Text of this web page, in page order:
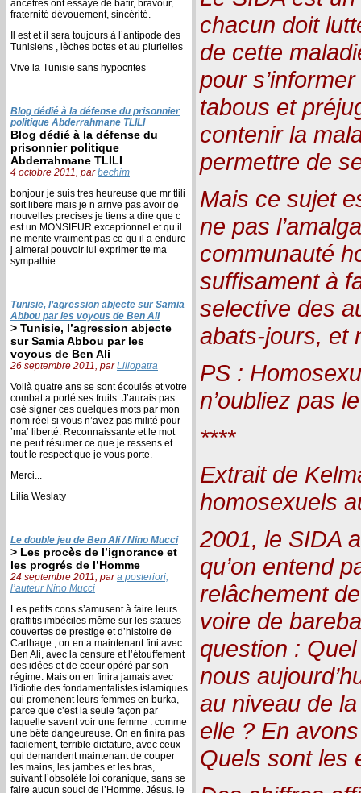
ancêtres ont essayé de bâtir, bravour,
fraternité dévouement, sincérité.
Il est et il sera toujours à l’antipode des
Tunisiens , lèches botes et au plurielles
Vive la Tunisie sans hypocrites
Blog dédié à la défense du prisonnier
politique Abderrahmane TLILI
Blog dédié à la défense du
prisonnier politique
Abderrahmane TLILI
4 octobre 2011, parbechim
bonjour je suis tres heureuse que mr tlili
soit libere mais je n arrive pas avoir de
nouvelles precises je tiens a dire que c
est un MONSIEUR exceptionnel et qu il
ne merite vraiment pas ce qu il a endure
j aimerai pouvoir lui exprimer tte ma
sympathie
Tunisie, l’agression abjecte sur Samia
Abbou par les voyous de Ben Ali
> Tunisie, l’agression abjecte
sur Samia Abbou par les
voyous de Ben Ali
26 septembre 2011, parLiliopatra
Voilà quatre ans se sont écoulés et votre
combat a porté ses fruits. J’aurais pas
osé signer ces quelques mots par mon
nom réel si vous n’avez pas milité pour
’ma’ liberté. Reconnaissante et le mot
ne peut résumer ce que je ressens et
tout le respect que je vous porte.
Merci...
Lilia Weslaty
Le double jeu de Ben Ali / Nino Mucci
> Les procès de l’ignorance et
les progrés de l’Homme
24 septembre 2011, para posteriori,
l’auteur Nino Mucci
Les petits cons s’amusent à faire leurs
graffitis imbéciles même sur les statues
couvertes de prestige et d’histoire de
Carthage ; on en a maintenant fini avec
Ben Ali, avec la censure et l’étouffement
des idées et de coeur opéré par son
régime. Mais on en finira jamais avec
l’idiotie des fondamentalistes islamiques
qui promenent leurs femmes en burka,
parce que c’est la seule façon par
laquelle savent voir une femme : comme
une bête dangeureuse. On en finira pas
facilement, terrible dictature, avec ceux
qui demandent maintenant de couper
les mains, les jambes et les bras,
suivant l’obsolète loi coranique, sans se
faire aucun souci de l’Homme. Jésus, le
chacun doit
de cette
pour
tabous et
contenir la
permettre de
Mais ce sujet
ne pas
communauté
suffisament à
selective des
abats-jours, et
PS :
n’oubliez pas
****
Extrait de
homosexuels
2001, le SIDA
qu’on entend
relâchement
voire de
question :
nous
au niveau de
elle ? En
Quels sont les